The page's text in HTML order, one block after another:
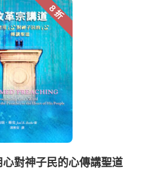
8 折
對神子民的心傳講聖道